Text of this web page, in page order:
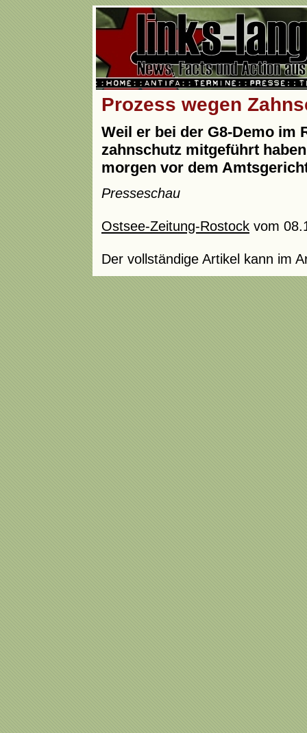
Prozess wegen
Weil er bei der G8-Demo im
zahnschutz mitgeführt
morgen vor dem
Presseschau
Ostsee-Zeitung-Rostock vom
Der vollständige Artikel kann im